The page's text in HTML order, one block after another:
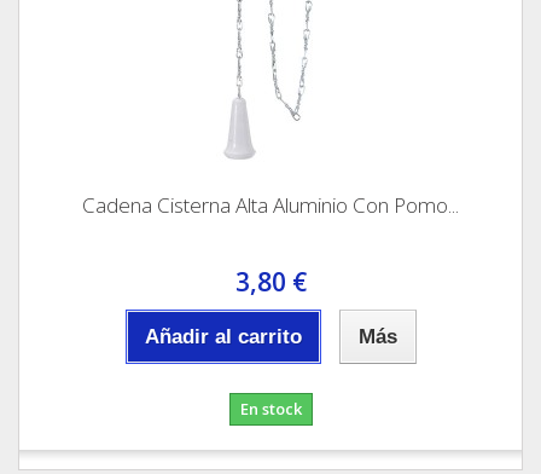
Cadena Cisterna Alta Aluminio Con Pomo...
3,80 €
Añadir al carrito Más
En stock